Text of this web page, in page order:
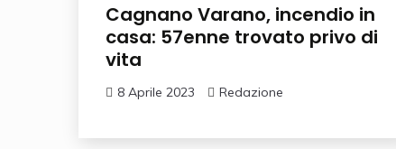
Cagnano Varano, incendio in
casa: 57enne trovato privo di
vita
8 Aprile 2023 Redazione